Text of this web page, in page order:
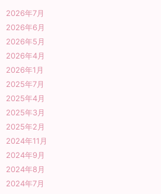
2026年7月
2026年6月
2026年5月
2026年4月
2026年1月
2025年7月
2025年4月
2025年3月
2025年2月
2024年11月
2024年9月
2024年8月
2024年7月